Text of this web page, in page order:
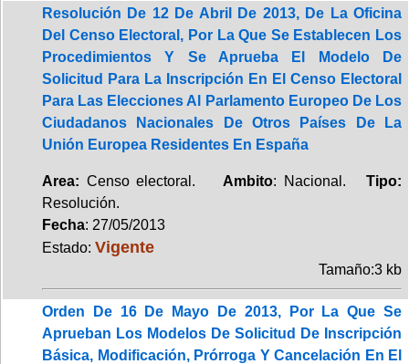
Resolución De 12 De Abril De 2013, De La Oficina
Del Censo Electoral, Por La Que Se Establecen Los
Procedimientos Y Se Aprueba El Modelo De
Solicitud Para La Inscripción En El Censo Electoral
Para Las Elecciones Al Parlamento Europeo De Los
Ciudadanos Nacionales De Otros Países De La
Unión Europea Residentes En España
Area: Censo electoral. Ambito: Nacional. Tipo:
Resolución.
Fecha: 27/05/2013
Estado: Vigente
Tamaño:3 kb
Orden De 16 De Mayo De 2013, Por La Que Se
Aprueban Los Modelos De Solicitud De Inscripción
Básica, Modificación, Prórroga Y Cancelación En El